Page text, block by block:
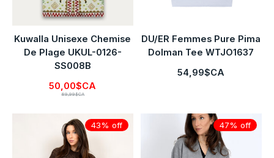
Kuwalla Unisexe Chemise
De Plage UKUL-0126-
SS008B
50,00$CA
89,99$CA
DU/ER Femmes Pure Pima
Dolman Tee WTJO1637
54,99$CA
43% off 47% off